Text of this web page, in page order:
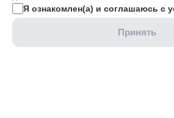
Я ознакомлен(а) и соглашаюсь с
Принять